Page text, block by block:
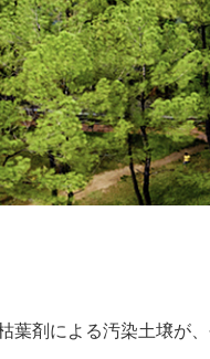
剤による汚染土壌が